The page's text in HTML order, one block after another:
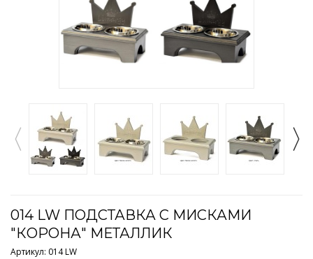
014 LW ПОДСТАВКА С МИСКАМИ
"КОРОНА" МЕТАЛЛИК
Артикул: 014 LW